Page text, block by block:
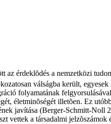
érdeklõdés a nemzetközi
válságba került,
folyamatának
életminõségét illetõen. Ez
javítása (Berger-Schmitt-
a társadalmi